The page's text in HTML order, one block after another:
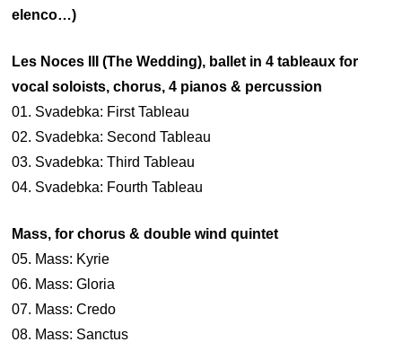
elenco…)
Les Noces III (The Wedding), ballet in 4 tableaux for
vocal soloists, chorus, 4 pianos & percussion
01. Svadebka: First Tableau
02. Svadebka: Second Tableau
03. Svadebka: Third Tableau
04. Svadebka: Fourth Tableau
Mass, for chorus & double wind quintet
05. Mass: Kyrie
06. Mass: Gloria
07. Mass: Credo
08. Mass: Sanctus